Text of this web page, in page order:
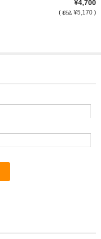
¥4,700
( 税込 ¥5,170 )